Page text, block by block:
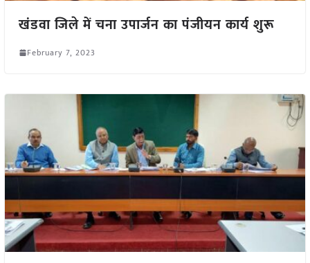
खंडवा जिले में चना उपार्जन का पंजीयन कार्य शुरू
February 7, 2023